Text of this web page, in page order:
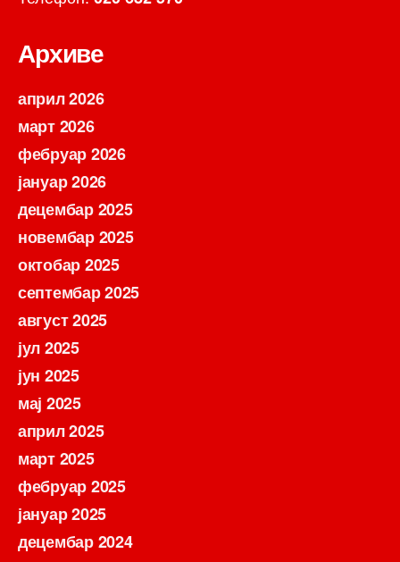
Архиве
април 2026
март 2026
фебруар 2026
јануар 2026
децембар 2025
новембар 2025
октобар 2025
септембар 2025
август 2025
јул 2025
јун 2025
мај 2025
април 2025
март 2025
фебруар 2025
јануар 2025
децембар 2024